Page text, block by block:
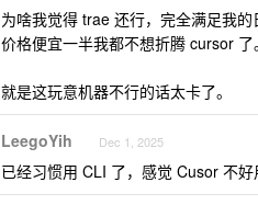
为啥我觉得 trae 还行，完全满足我的
价格便宜一半我都不想折腾 cursor 了。
就是这玩意机器不行的话太卡了。
LeegoYih Dec 1, 2025
已经习惯用 CLI 了，感觉 Cusor 不好